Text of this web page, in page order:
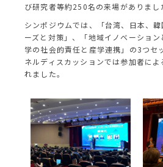
び研究者等約250名の来場がありまし
シンポジウムでは、「台湾、日本、
ーズと対策」、「地域イノベーショ
学の社会的責任と産学連携」の3つセ
ネルディスカッションでは参加者に
れました。